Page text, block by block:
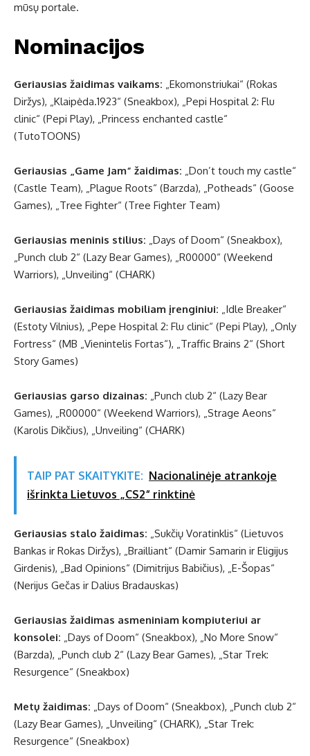
mūsų portale.
Nominacijos
Geriausias žaidimas vaikams: „Ekomonstriukai“ (Rokas
Diržys), „Klaipėda.1923“ (Sneakbox), „Pepi Hospital 2: Flu
clinic“ (Pepi Play), „Princess enchanted castle“
(TutoTOONS)
Geriausias „Game Jam“ žaidimas: „Don’t touch my castle“
(Castle Team), „Plague Roots“ (Barzda), „Potheads“ (Goose
Games), „Tree Fighter“ (Tree Fighter Team)
Geriausias meninis stilius: „Days of Doom“ (Sneakbox),
„Punch club 2“ (Lazy Bear Games), „R00000“ (Weekend
Warriors), „Unveiling“ (CHARK)
Geriausias žaidimas mobiliam įrenginiui: „Idle Breaker“
(Estoty Vilnius), „Pepe Hospital 2: Flu clinic“ (Pepi Play), „Only
Fortress“ (MB „Vienintelis Fortas“), „Traffic Brains 2“ (Short
Story Games)
Geriausias garso dizainas: „Punch club 2“ (Lazy Bear
Games), „R00000“ (Weekend Warriors), „Strage Aeons“
(Karolis Dikčius), „Unveiling“ (CHARK)
TAIP PAT SKAITYKITE: Nacionalinėje atrankoje
išrinkta Lietuvos „CS2“ rinktinė
Geriausias stalo žaidimas: „Sukčių Voratinklis“ (Lietuvos
Bankas ir Rokas Diržys), „Brailliant“ (Damir Samarin ir Eligijus
Girdenis), „Bad Opinions“ (Dimitrijus Babičius), „E-Šopas“
(Nerijus Gečas ir Dalius Bradauskas)
Geriausias žaidimas asmeniniam kompiuteriui ar
konsolei: „Days of Doom“ (Sneakbox), „No More Snow“
(Barzda), „Punch club 2“ (Lazy Bear Games), „Star Trek:
Resurgence“ (Sneakbox)
Metų žaidimas: „Days of Doom“ (Sneakbox), „Punch club 2“
(Lazy Bear Games), „Unveiling“ (CHARK), „Star Trek:
Resurgence“ (Sneakbox)